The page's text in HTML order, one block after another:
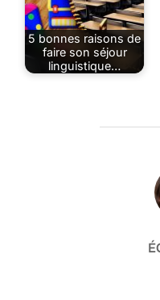
5 bonnes raisons de
faire son séjour
linguistique…
AUTEUR